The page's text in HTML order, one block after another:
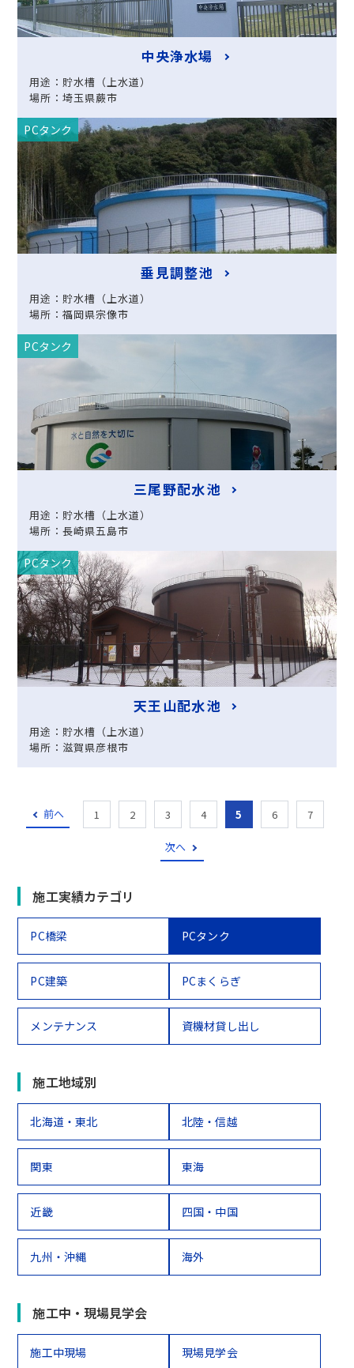
中央浄水場
用途：貯水槽（上水道）
場所：埼玉県蕨市
PCタンク
垂見調整池
用途：貯水槽（上水道）
場所：福岡県宗像市
PCタンク
三尾野配水池
用途：貯水槽（上水道）
場所：長崎県五島市
PCタンク
天王山配水池
用途：貯水槽（上水道）
場所：滋賀県彦根市
前へ 1 2 3 4 5 6 7
次へ
施工実績カテゴリ
PC橋梁 PCタンク
PC建築 PCまくらぎ
メンテナンス 資機材貸し出し
施工地域別
北海道・東北 北陸・信越
関東 東海
近畿 四国・中国
九州・沖縄 海外
施工中・現場見学会
施工中現場 現場見学会